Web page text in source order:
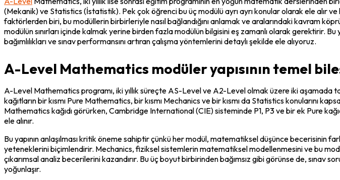
(Mekanik) ve Statistics (İstatistik). Pek çok öğrenci bu üç modülü ayrı ayrı konular olarak ele alır ve
faktörlerden biri, bu modüllerin birbirleriyle nasıl bağlandığını anlamak ve aralarındaki kavram
modülün sınırları içinde kalmak yerine birden fazla modülün bilgisini eş zamanlı olarak gerektirir.
bağımlılıkları ve sınav performansını artıran çalışma yöntemlerini detaylı şekilde ele alıyoruz.
A-Level Mathematics modüler yapısının temel
A-Level Mathematics programı, iki yıllık süreçte AS-Level ve A2-Level olmak üzere iki aşamada
kağıtların bir kısmı Pure Mathematics, bir kısmı Mechanics ve bir kısmı da Statistics konularını
Mathematics kağıdı görürken, Cambridge International (CIE) sisteminde P1, P3 ve bir ek Pure
ele alınır.
Bu yapının anlaşılması kritik öneme sahiptir çünkü her modül, matematiksel düşünce
yeteneklerini biçimlendirir. Mechanics, fiziksel sistemlerin matematiksel modellenmesini ve bu
çıkarımsal analiz becerilerini kazandırır. Bu üç boyut birbirinden bağımsız gibi görünse de,
yoğunlaşır.